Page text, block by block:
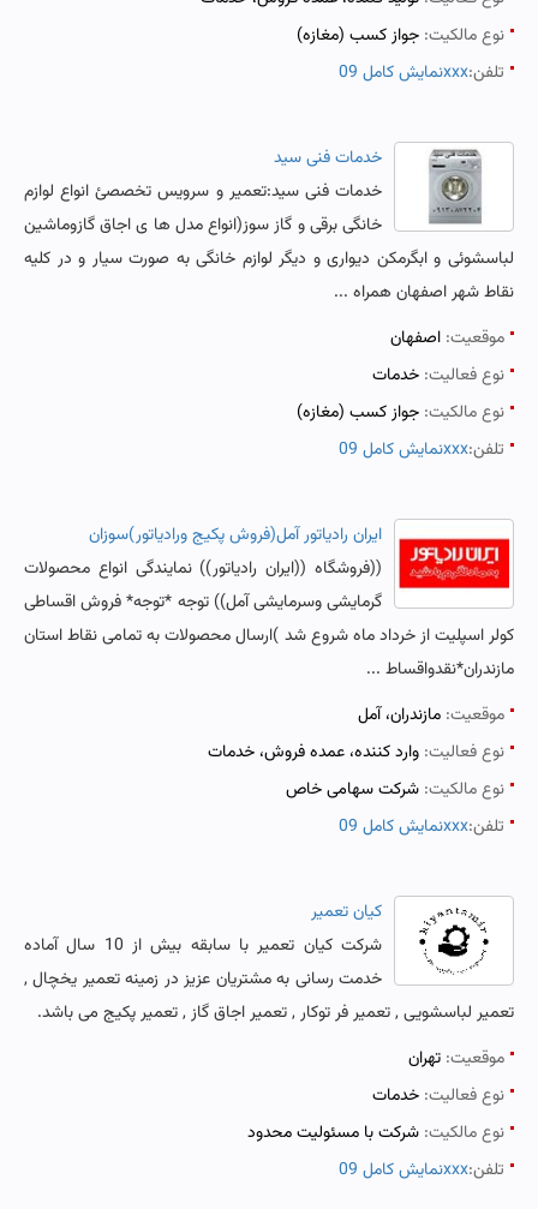
نوع مالکیت: جواز کسب (مغازه)
تلفن:نمایش کامل 09xxx
خدمات فنی سید
خدمات فنی سید:تعمیر و سرویس تخصصئ انواع لوازم
خانگی برقی و گاز سوز(انواع مدل ها ی اجاق گازوماشین
لباسشوئی و ابگرمکن دیواری و دیگر لوازم خانگی به صورت سیار و در کلیه
نقاط شهر اصفهان همراه ...
موقعیت: اصفهان
نوع فعالیت: خدمات
نوع مالکیت: جواز کسب (مغازه)
تلفن:نمایش کامل 09xxx
ایران رادیاتور آمل(فروش پکیج ورادیاتور)سوزان
((فروشگاه ((ایران رادیاتور)) نمایندگی انواع محصولات
گرمایشی وسرمایشی آمل)) توجه *توجه* فروش اقساطی
کولر اسپلیت از خرداد ماه شروع شد )ارسال محصولات به تمامی نقاط استان
مازندران*نقدواقساط ...
موقعیت: مازندران، آمل
نوع فعالیت: وارد کننده، عمده فروش، خدمات
نوع مالکیت: شرکت سهامی خاص
تلفن:نمایش کامل 09xxx
کیان تعمیر
شرکت کیان تعمیر با سابقه بیش از 10 سال آماده
خدمت رسانی به مشتریان عزیز در زمینه تعمیر یخچال ,
تعمیر لباسشویی , تعمیر فر توکار , تعمیر اجاق گاز , تعمیر پکیج می باشد.
موقعیت: تهران
نوع فعالیت: خدمات
نوع مالکیت: شرکت با مسئولیت محدود
تلفن:نمایش کامل 09xxx